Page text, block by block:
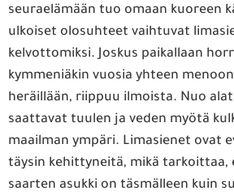
seuraelämään tuo omaan kuoreen
ulkoiset olosuhteet vaihtuvat
kelvottomiksi. Joskus paikallaan
kymmeniäkin vuosia yhteen
heräillään, riippuu ilmoista. Nuo
saattavat tuulen ja veden myötä
maailman ympäri. Limasienet ovat
täysin kehittyneitä, mikä tarkoittaa,
saarten asukki on täsmälleen kuin